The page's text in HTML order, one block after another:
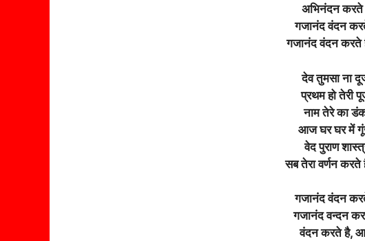
अभिनंदन करते
गजानंद वंदन
गजानंद वंदन करते
देव तुमसा ना
प्रथम हो तेरी
नाम तेरे का
आज घर घर में
वेद पुराण
सब तेरा वर्णन
गजानंद वंदन
गजानंद वन्दन
वंदन करते है,